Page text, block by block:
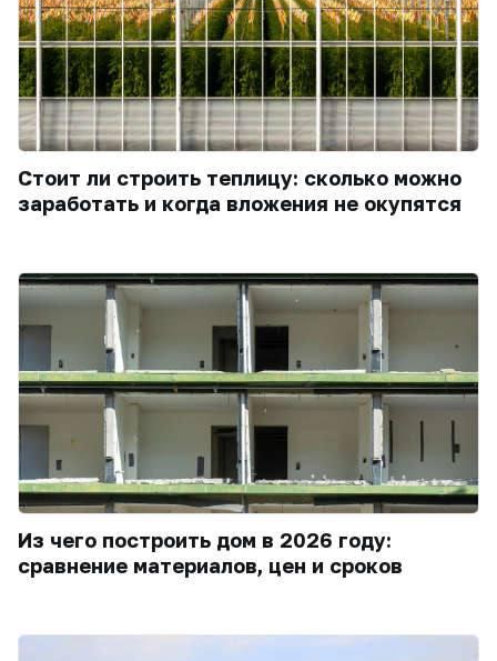
Стоит ли строить теплицу: сколько можно
заработать и когда вложения не окупятся
Из чего построить дом в 2026 году:
сравнение материалов, цен и сроков